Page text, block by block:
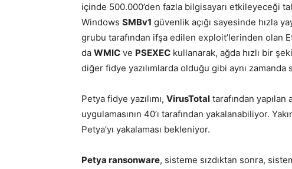
içinde 500.000’den fazla bilgisayarı etkileyeceği
Windows SMBv1 güvenlik açığı sayesinde hızla
grubu tarafından ifşa edilen exploit’lerinden olan
da WMIC ve PSEXEC kullanarak, ağda hızlı bir
diğer fidye yazılımlarda olduğu gibi aynı zamanda
Petya fidye yazılımı, VirusTotal tarafından
uygulamasının 40’ı tarafından yakalanabiliyor.
Petya’yı yakalaması bekleniyor.
Petya ransonware, sisteme sızdıktan sonra,